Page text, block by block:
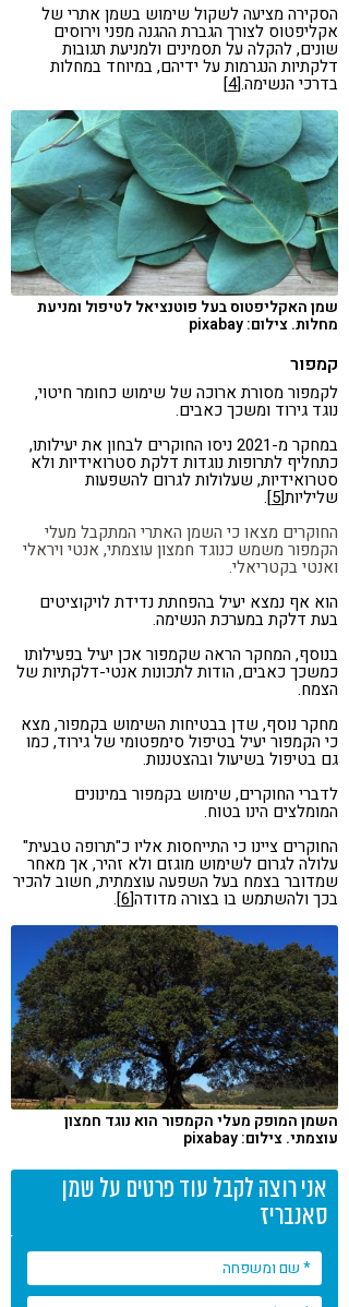
הסקירה מציעה לשקול שימוש בשמן אתרי של
אקליפטוס לצורך הגברת ההגנה מפני וירוסים
שונים, להקלה על תסמינים ולמניעת תגובות
דלקתיות הנגרמות על ידיהם, במיוחד במחלות
בדרכי הנשימה.[4]
שמן האקליפטוס בעל פוטנציאל לטיפול ומניעת
מחלות. צילום: pixabay
קמפור
לקמפור מסורת ארוכה של שימוש כחומר חיטוי,
נוגד גירוד ומשכך כאבים.
במחקר מ-2021 ניסו החוקרים לבחון את יעילותו,
כתחליף לתרופות נוגדות דלקת סטרואידיות ולא
סטרואידיות, שעלולות לגרום להשפעות
שליליות[5]
.
החוקרים מצאו כי השמן האתרי המתקבל מעלי
הקמפור משמש כנוגד חמצון עוצמתי, אנטי ויראלי
ואנטי בקטריאלי.
הוא אף נמצא יעיל בהפחתת נדידת לויקוציטים
בעת דלקת במערכת הנשימה.
בנוסף, המחקר הראה שקמפור אכן יעיל בפעילותו
כמשכך כאבים, הודות לתכונות אנטי-דלקתיות של
הצמח.
מחקר נוסף, שדן בבטיחות השימוש בקמפור, מצא
כי הקמפור יעיל בטיפול סימפטומי של גירוד, כמו
גם בטיפול בשיעול ובהצטננות.
לדברי החוקרים, שימוש בקמפור במינונים
המומלצים הינו בטוח.
החוקרים ציינו כי התייחסות אליו כ"תרופה טבעית"
עלולה לגרום לשימוש מוגזם ולא זהיר, אך מאחר
שמדובר בצמח בעל השפעה עוצמתית, חשוב להכיר
בכך ולהשתמש בו בצורה מדודה[6]
.
השמן המופק מעלי הקמפור הוא נוגד חמצון
עוצמתי. צילום: pixabay
אני רוצה לקבל עוד פרטים על שמן
סאנבריז